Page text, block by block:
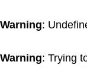
Warning:
Warning: Trying